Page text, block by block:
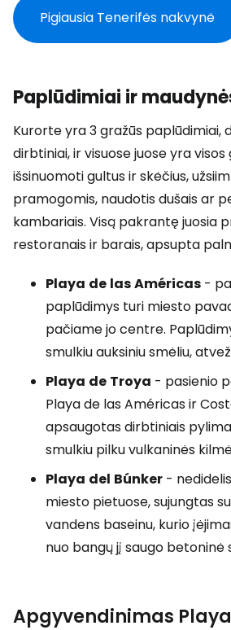
Pigiausia Tenerifės nakvynė
Paplūdimiai ir
Kurorte yra 3 gražūs paplūdimiai,
dirbtiniai, ir visuose juose yra
išsinuomoti gultus ir skėčius,
pramogomis, naudotis dušais ar
kambariais. Visą pakrantę juosia
restoranais ir barais, apsupta
Playa de lasAméricas -
paplūdimys turi miesto
pačiame jo centre.
smulkiu auksiniu smėliu,
Playa de Troya - pasienio
Playa de las Américas ir
apsaugotas dirbtiniais
smulkiu pilku vulkaninės
Playa del Búnker -
miesto pietuose, sujungtas
vandens baseinu, kurio
nuo bangų jį saugo betoninė
Apgyvendinimas